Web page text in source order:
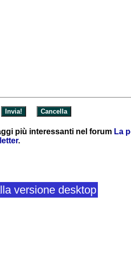
più interessanti nel forum La
.
versione desktop